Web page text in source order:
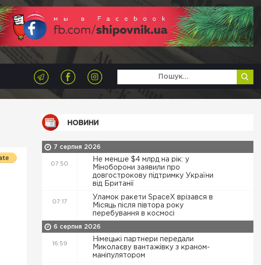
НОВИНИ
7 серпня 2026
07:50
Не менше $4 млрд на рік: у
Міноборони заявили про
довгострокову підтримку України
від Британії
07:17
Уламок ракети SpaceX врізався в
Місяць після півтора року
перебування в космосі
6 серпня 2026
16:59
Німецькі партнери передали
Миколаєву вантажівку з краном-
маніпулятором